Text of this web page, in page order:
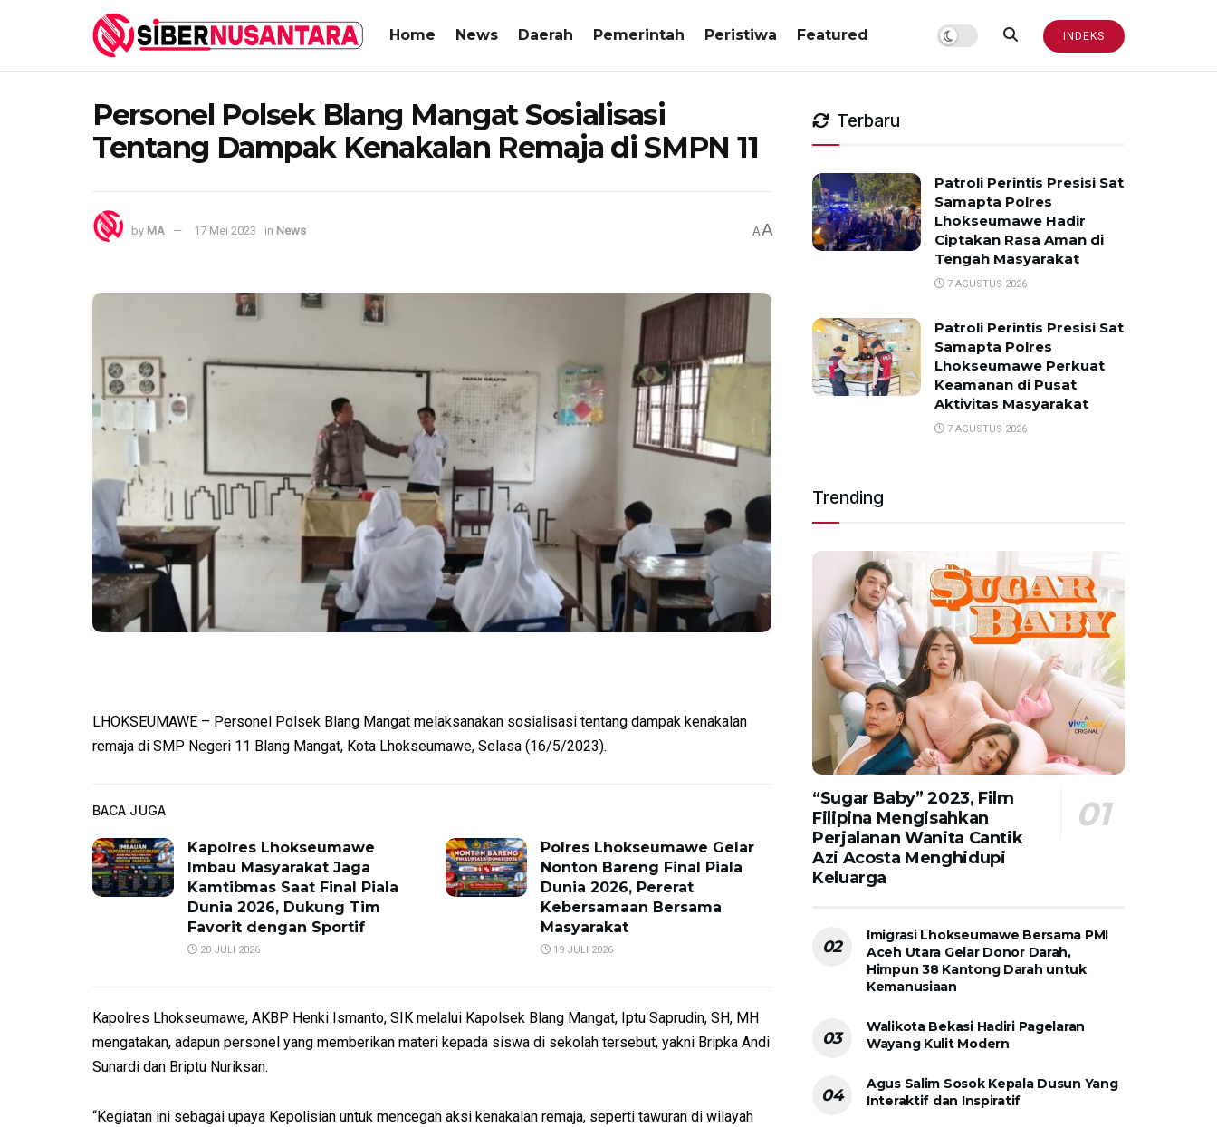
Home News Daerah Pemerintah Peristiwa Featured INDEKS
Personel Polsek Blang Mangat Sosialisasi
Tentang Dampak Kenakalan Remaja di SMPN 11
by MA 17 Mei 2023 in News AA
LHOKSEUMAWE – Personel Polsek Blang Mangat melaksanakan sosialisasi tentang dampak kenakalan
remaja di SMP Negeri 11 Blang Mangat, Kota Lhokseumawe, Selasa (16/5/2023).
BACA JUGA
Kapolres Lhokseumawe
Imbau Masyarakat Jaga
Kamtibmas Saat Final Piala
Dunia 2026, Dukung Tim
Favorit dengan Sportif
20 JULI 2026
Polres Lhokseumawe Gelar
Nonton Bareng Final Piala
Dunia 2026, Pererat
Kebersamaan Bersama
Masyarakat
19 JULI 2026
Kapolres Lhokseumawe, AKBP Henki Ismanto, SIK melalui Kapolsek Blang Mangat, Iptu Saprudin, SH, MH
mengatakan, adapun personel yang memberikan materi kepada siswa di sekolah tersebut, yakni Bripka Andi
Sunardi dan Briptu Nuriksan.
“Kegiatan ini sebagai upaya Kepolisian untuk mencegah aksi kenakalan remaja, seperti tawuran di wilayah
Terbaru
Patroli Perintis Presisi Sat
Samapta Polres
Lhokseumawe Hadir
Ciptakan Rasa Aman di
Tengah Masyarakat
7 AGUSTUS 2026
Patroli Perintis Presisi Sat
Samapta Polres
Lhokseumawe Perkuat
Keamanan di Pusat
Aktivitas Masyarakat
7 AGUSTUS 2026
Trending
“Sugar Baby” 2023, Film
Filipina Mengisahkan
Perjalanan Wanita Cantik
Azi Acosta Menghidupi
Keluarga
Imigrasi Lhokseumawe Bersama PMI
Aceh Utara Gelar Donor Darah,
Himpun 38 Kantong Darah untuk
Kemanusiaan
Walikota Bekasi Hadiri Pagelaran
Wayang Kulit Modern
Agus Salim Sosok Kepala Dusun Yang
Interaktif dan Inspiratif